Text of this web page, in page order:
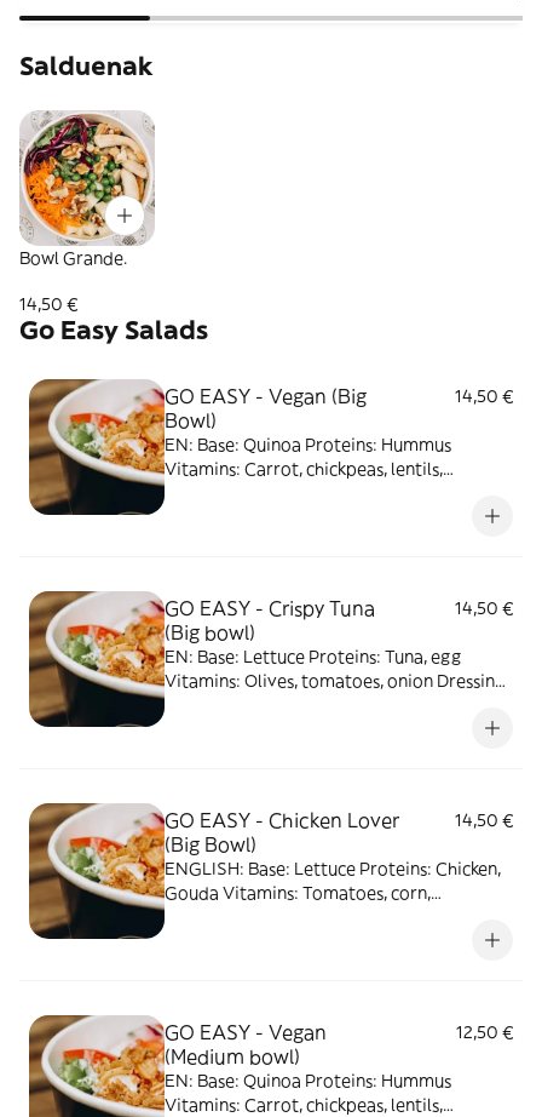
Salduenak
Bowl Grande.
14,50 €
Go Easy Salads
GO EASY - Vegan (Big
Bowl)
14,50 €
EN: Base: Quinoa Proteins: Hummus
Vitamins: Carrot, chickpeas, lentils,
GO EASY - Crispy Tuna
(Big bowl)
14,50 €
EN: Base: Lettuce Proteins: Tuna, egg
Vitamins: Olives, tomatoes, onion Dressing:
GO EASY - Chicken Lover
(Big Bowl)
14,50 €
ENGLISH: Base: Lettuce Proteins: Chicken,
Gouda Vitamins: Tomatoes, corn,
GO EASY - Vegan
(Medium bowl)
12,50 €
EN: Base: Quinoa Proteins: Hummus
Vitamins: Carrot, chickpeas, lentils,